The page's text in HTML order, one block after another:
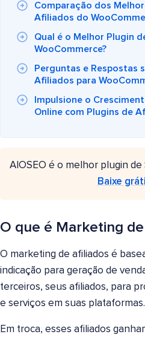
Comparação dos
Afiliados do
Qual é o Melhor Plugin
WooCommerce?
Perguntas e Respostas
Afiliados para
Impulsione o
Online com Plugins de
AIOSEO é o melhor plugin de
Baixe
O que é Marketing
O marketing de afiliados é
indicação para geração de
terceiros, seus afiliados, para
e serviços em suas plataformas.
Em troca, esses afiliados